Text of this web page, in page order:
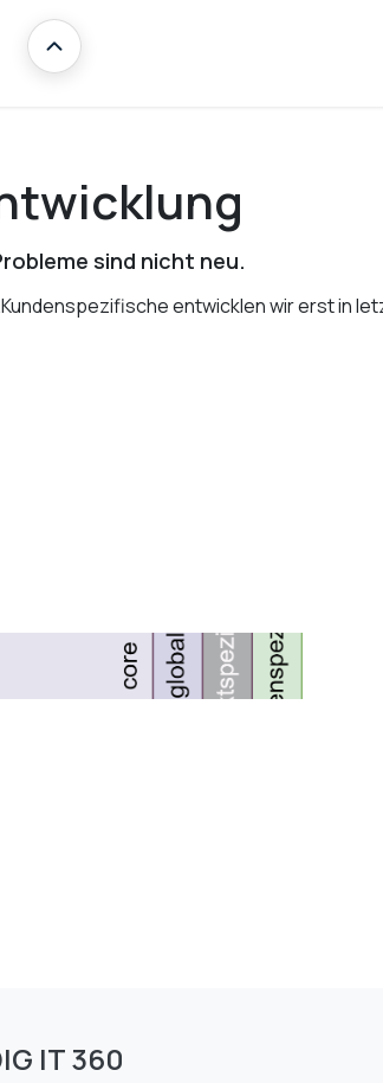
Team
sind nicht neu.
entwicklen wir erst in
IT 360
Übersicht